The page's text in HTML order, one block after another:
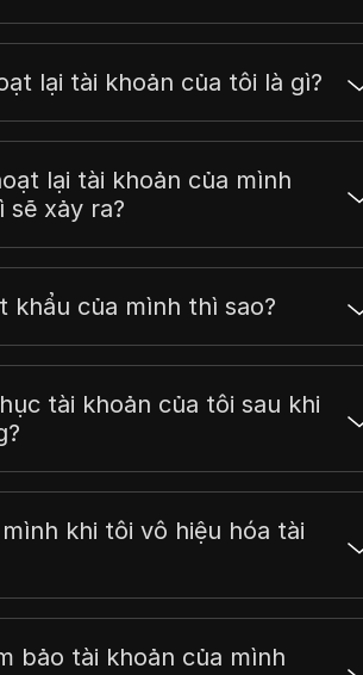
lại tài khoản của tôi là gì?
lại tài khoản của mình
xảy ra?
khẩu của mình thì sao?
tài khoản của tôi sau khi
khi tôi vô hiệu hóa tài
bảo tài khoản của mình